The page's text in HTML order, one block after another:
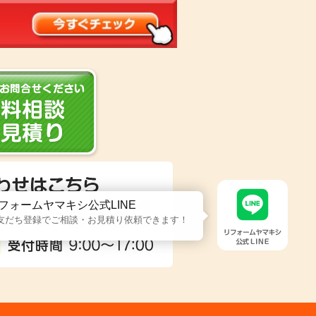
ォームヤマキシ公式LINE
だち登録でご相談・お見積り依頼できます！